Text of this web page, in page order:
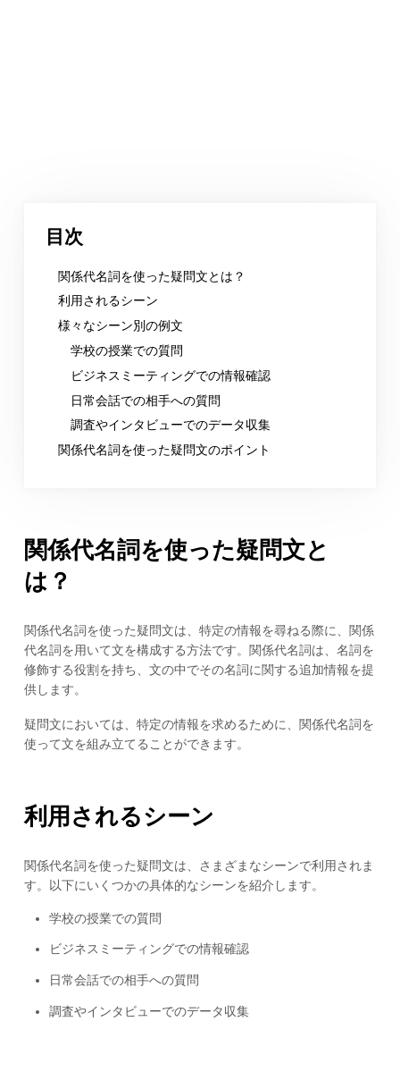
目次
関係代名詞を使った疑問文とは？
利用されるシーン
様々なシーン別の例文
学校の授業での質問
ビジネスミーティングでの情報確認
日常会話での相手への質問
調査やインタビューでのデータ収集
関係代名詞を使った疑問文のポイント
関係代名詞を使った疑問文と
は？
関係代名詞を使った疑問文は、特定の情報を尋ねる際に、関係
代名詞を用いて文を構成する方法です。関係代名詞は、名詞を
修飾する役割を持ち、文の中でその名詞に関する追加情報を提
供します。
疑問文においては、特定の情報を求めるために、関係代名詞を
使って文を組み立てることができます。
利用されるシーン
関係代名詞を使った疑問文は、さまざまなシーンで利用されま
す。以下にいくつかの具体的なシーンを紹介します。
学校の授業での質問
ビジネスミーティングでの情報確認
日常会話での相手への質問
調査やインタビューでのデータ収集